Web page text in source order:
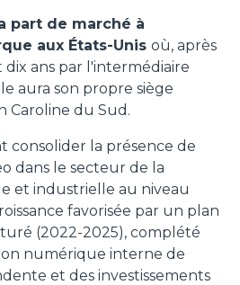
part de marché à
aux États-Unis où, après
ans par l'intermédiaire
aura son propre siège
Caroline du Sud.
consolider la présence de
dans le secteur de la
et industrielle au niveau
favorisée par un plan
(2022-2025), complété
numérique interne de
et des investissements